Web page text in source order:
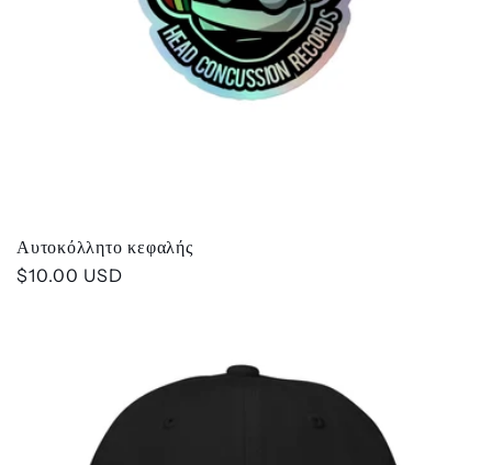
Αυτοκόλλητο κεφαλής
Κανονική
$10.00 USD